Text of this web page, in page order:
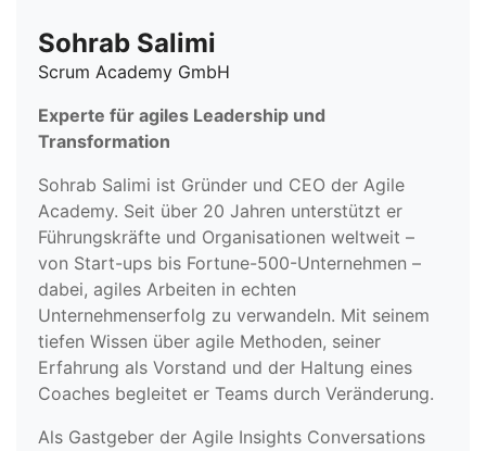
Sohrab Salimi
Scrum Academy GmbH
Experte für agiles Leadership und
Transformation
Sohrab Salimi ist Gründer und CEO der Agile
Academy. Seit über 20 Jahren unterstützt er
Führungskräfte und Organisationen weltweit –
von Start-ups bis Fortune-500-Unternehmen –
dabei, agiles Arbeiten in echten
Unternehmenserfolg zu verwandeln. Mit seinem
tiefen Wissen über agile Methoden, seiner
Erfahrung als Vorstand und der Haltung eines
Coaches begleitet er Teams durch Veränderung.
Als Gastgeber der Agile Insights Conversations